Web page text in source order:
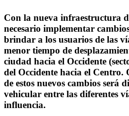
Con la nueva infraestructura
necesario implementar
brindar a los usuarios de las
menor tiempo de
ciudad hacia el Occidente
del Occidente hacia el Centro.
de estos nuevos cambios será
vehicular entre las diferentes
influencia.